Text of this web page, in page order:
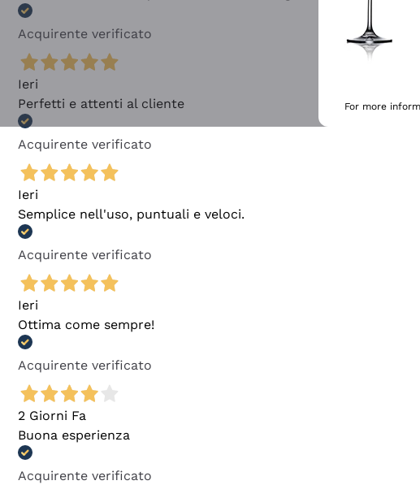
Acquirente verificato
Ieri
Perfetti e attenti al cliente
Acquirente verificato
Ieri
Semplice nell'uso, puntuali e veloci.
Acquirente verificato
Ieri
Ottima come sempre!
Acquirente verificato
2 Giorni Fa
Buona esperienza
Acquirente verificato
For more